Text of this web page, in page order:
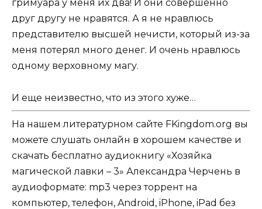
гримуара у меня их два! И они совершенно
друг другу не нравятся. А я не нравлюсь
представителю высшей нечисти, который из-за
меня потерял много денег. И очень нравлюсь
одному верховному магу.
И еще неизвестно, что из этого хуже…
На нашем литературном сайте FKingdom.org вы
можете слушать онлайн в хорошем качестве и
скачать бесплатно аудиокнигу «Хозяйка
магической лавки – 3» Александра Черчень в
аудиоформате: mp3 через торрент на
компьютер, телефон, Android, iPhone, iPad без